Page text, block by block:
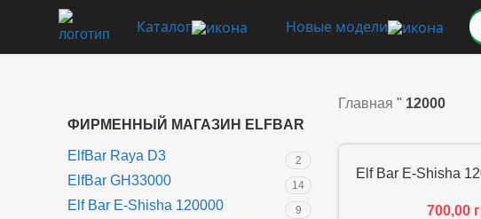
Каталог Новые модели
ФИРМЕННЫЙ МАГАЗИН ELFBAR
ElfBar Raya D3 2
ElfBar GH33000 14
Elf Bar E-Shisha 120000 9
Главная " 12000
Elf Bar E-Shisha
700,00